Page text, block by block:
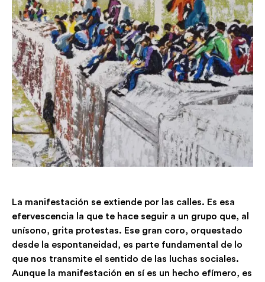
La manifestación se extiende por las calles. Es esa
efervescencia la que te hace seguir a un grupo que, al
unísono, grita protestas. Ese gran coro, orquestado
desde la espontaneidad, es parte fundamental de lo
que nos transmite el sentido de las luchas sociales.
Aunque la manifestación en sí es un hecho efímero, es